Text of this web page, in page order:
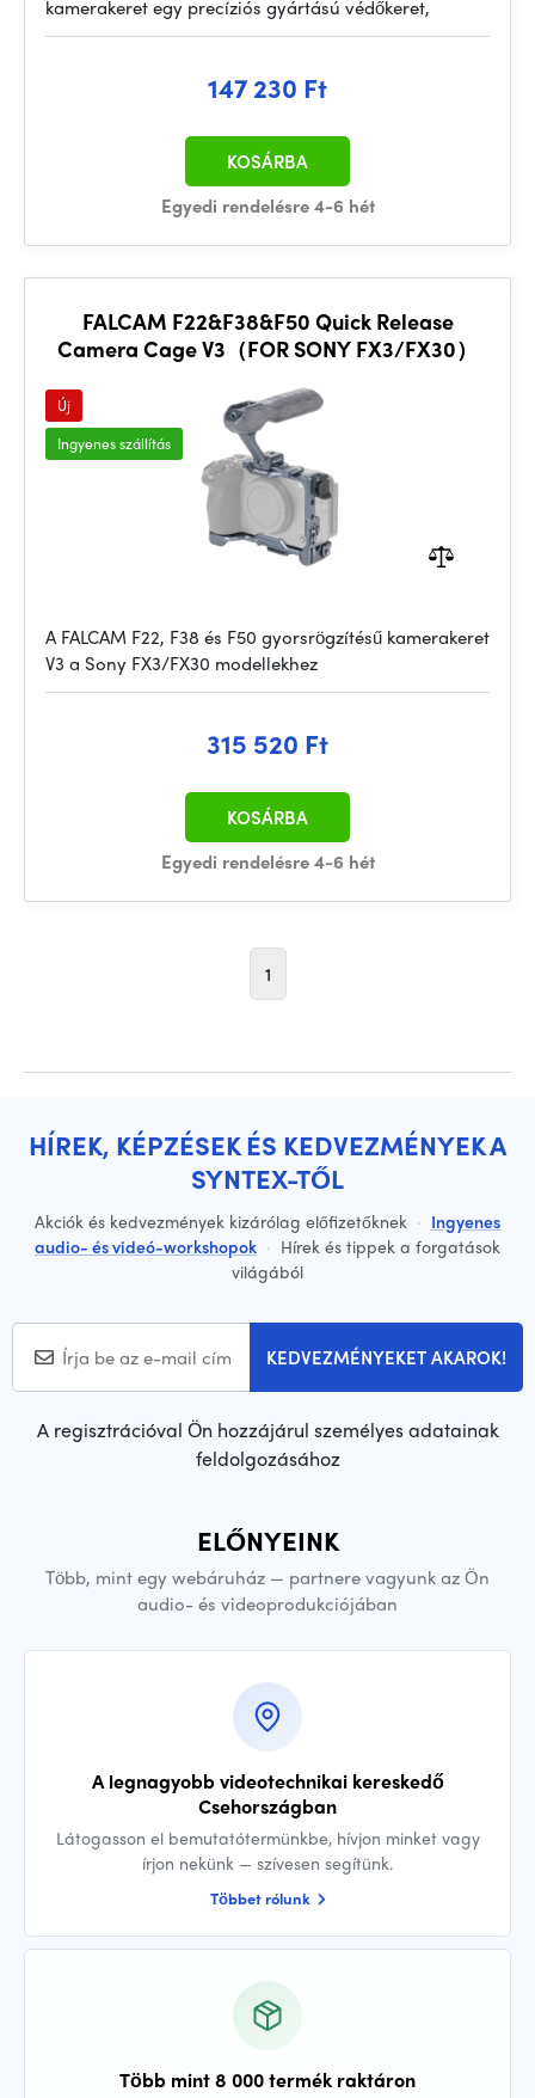
kamerakeret egy precíziós gyártású védőkeret,
147 230 Ft
Egyedi rendelésre 4-6 hét
KOSÁRBA
FALCAM F22&F38&F50 Quick Release
Camera Cage V3（FOR SONY FX3/FX30）
Új
Ingyenes szállítás
A FALCAM F22, F38 és F50 gyorsrögzítésű kamerakeret
V3 a Sony FX3/FX30 modellekhez
315 520 Ft
Egyedi rendelésre 4-6 hét
KOSÁRBA
1
HÍREK, KÉPZÉSEK ÉS KEDVEZMÉNYEK A
SYNTEX-TŐL
Akciók és kedvezmények kizárólag előfizetőknek · Ingyenes
audio- és videó-workshopok · Hírek és tippek a forgatások
világából
KEDVEZMÉNYEKET AKAROK!
A regisztrációval Ön hozzájárul személyes adatainak
feldolgozásához
ELŐNYEINK
Több, mint egy webáruház — partnere vagyunk az Ön
audio- és videoprodukciójában
A legnagyobb videotechnikai kereskedő
Csehországban
Látogasson el bemutatótermünkbe, hívjon minket vagy
írjon nekünk — szívesen segítünk.
Többet rólunk
Több mint 8 000 termék raktáron